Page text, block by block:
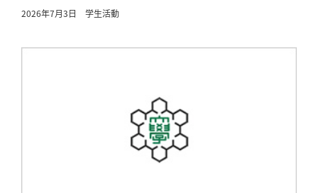
2026年7月3日 学生活動